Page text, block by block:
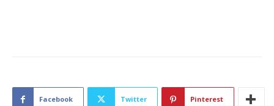
Facebook Twitter Pinterest